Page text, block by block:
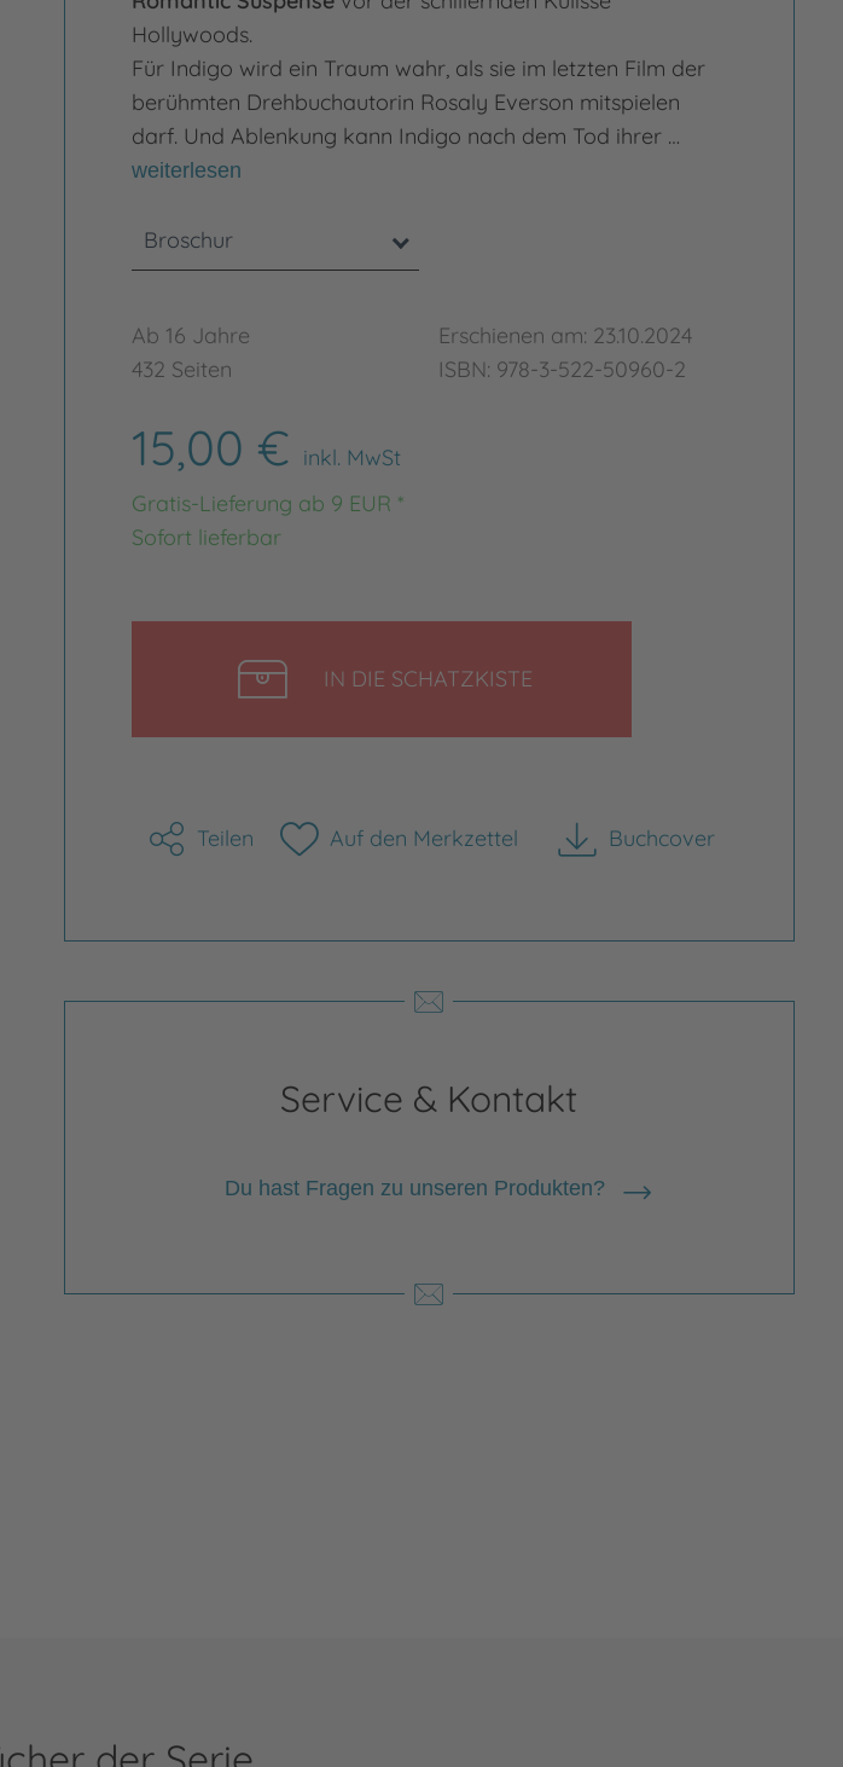
Hollywoods.
Für Indigo wird ein Traum wahr, als sie im letzten Film der
berühmten Drehbuchautorin Rosaly Everson mitspielen
darf. Und Ablenkung kann Indigo nach dem Tod ihrer …
weiterlesen
Broschur
Ab 16 Jahre
432 Seiten
Erschienen am: 23.10.2024
ISBN: 978-3-522-50960-2
15,00 € inkl. MwSt
Gratis-Lieferung ab 9 EUR *
Sofort lieferbar
IN DIE SCHATZKISTE
Teilen Auf den Merkzettel Buchcover
herunterladen
Service & Kontakt
Du hast Fragen zu unseren Produkten?